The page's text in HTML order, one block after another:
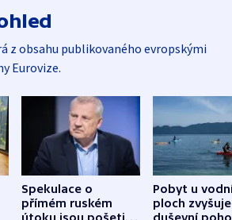
z obsahu publikovaného evropskými
Eurovize.
Spekulace o
přímém ruském
útoku jsou pošetilé,
Pobyt u
ploch zvyšuje
duševní